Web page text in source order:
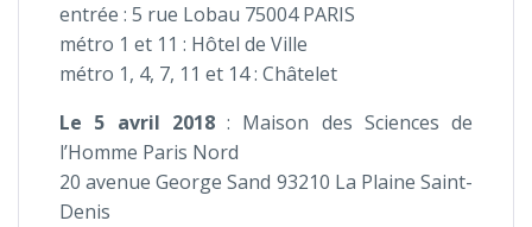
entrée : 5 rue Lobau 75004 PARIS
métro 1 et 11 : Hôtel de Ville
métro 1, 4, 7, 11 et 14 : Châtelet
Le 5 avril 2018: Maison des Sciences de
l’Homme Paris Nord
20 avenue George Sand 93210 La Plaine Saint-
Denis